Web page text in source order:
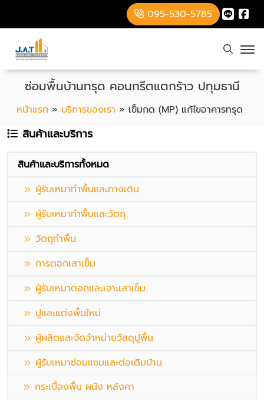
095-530-5785
หน้าแรก » บริการของเรา » เข็มกด (MP) แก้ไขอาคารทรุด
ซ่อมพื้นบ้านทรุด คอนกรีตแตกร้าว ปทุมธานี
สินค้าและบริการ
สินค้าและบริการทั้งหมด
ผู้รับเหมาทำพื้นและทางเดิน
ผู้รับเหมาทำพื้นและวัตถุ
วัตถุทำพื้น
การตอกเสาเข็ม
ผู้รับเหมาตอกและเจาะเสาเข็ม
ปูและแต่งพื้นใหม่
ผู้ผลิตและจัดจำหน่ายวัสดุปูพื้น
ผู้รับเหมาซ่อมแซมและต่อเติมบ้าน
กระเบื้องพื้น ผนัง หลังคา